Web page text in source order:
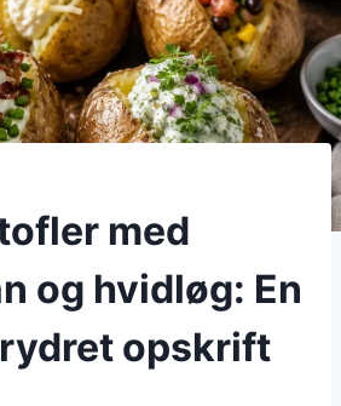
med
og hvidløg: En
opskrift